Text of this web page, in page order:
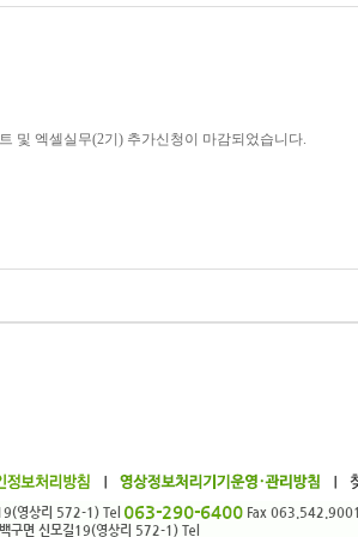
및 엑셀실무(2기) 추가신청이 마감되었습니다.